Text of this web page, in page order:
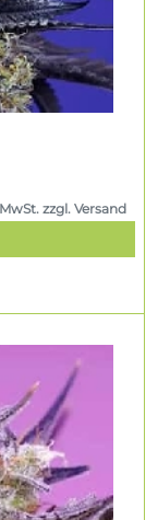
zzgl. Versand